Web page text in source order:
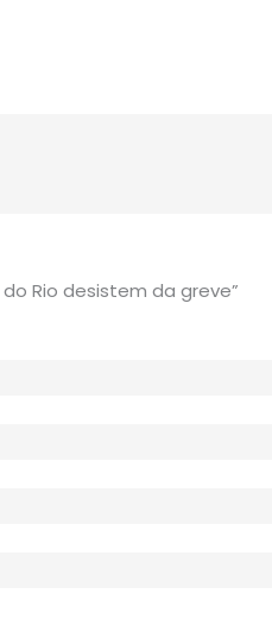
Rio desistem da greve”